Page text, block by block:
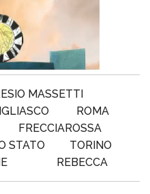
MASSETTI
ROMA
FRECCIAROSSA
STATO
TORINO
REBECCA